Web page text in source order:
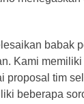
babak
Kami
proposal tim
beberapa